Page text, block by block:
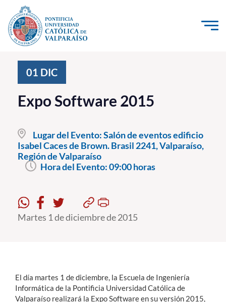
Click acá para ir directamente al contenido
Investigación, Creación e Innovación
PUCV Internacional
Admisión
Postgrado
Formación Continua
Académicos
Funcionarios
01 DIC
Expo Software 2015
Lugar del Evento:Salón de eventos edificio
Isabel Caces de Brown. Brasil 2241, Valparaíso,
Región de Valparaíso
Hora del Evento:09:00 horas
Martes 1 de diciembre de 2015
El día martes 1 de diciembre, la Escuela de Ingeniería
Informática de la Pontificia Universidad Católica de
Valparaíso realizará la Expo Software en su versión 2015,